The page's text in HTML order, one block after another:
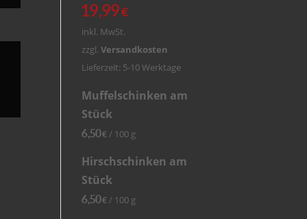
19,99€
inkl. MwSt.
zzgl.Versandkosten
Lieferzeit: 5-10 Werktage
Muffelschinken am
Stück
6,50€ / 100 g
Hirschschinken am
Stück
6,50€ / 100 g